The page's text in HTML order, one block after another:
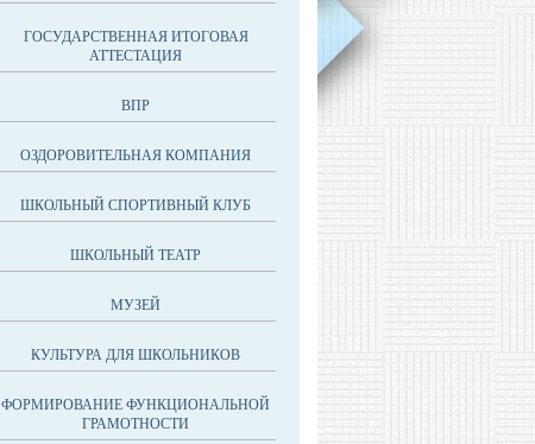
ГОСУДАРСТВЕННАЯ ИТОГОВАЯ
АТТЕСТАЦИЯ
ВПР
ОЗДОРОВИТЕЛЬНАЯ КОМПАНИЯ
ШКОЛЬНЫЙ СПОРТИВНЫЙ КЛУБ
ШКОЛЬНЫЙ ТЕАТР
МУЗЕЙ
КУЛЬТУРА ДЛЯ ШКОЛЬНИКОВ
ФОРМИРОВАНИЕ ФУНКЦИОНАЛЬНОЙ
ГРАМОТНОСТИ